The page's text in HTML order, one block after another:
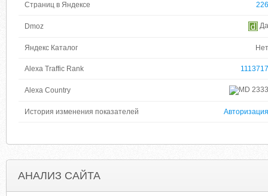
Страниц в Яндексе 226
Dmoz Да
Яндекс Каталог Нет
Alexa Traffic Rank 1113717
Alexa Country 2333
История изменения показателей Авторизация
АНАЛИЗ САЙТА